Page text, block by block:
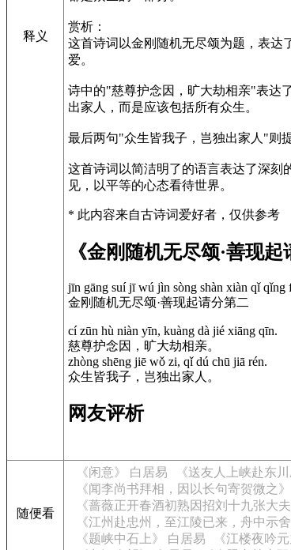
释义
赏析：
这首诗词以金刚随机无尽颂为题，表达
爱。
诗中的"慈尊护念因，旷大劫相亲"表达
出家人，而是应该包括所有众生。
最后两句"众生皆我子，岂独出家人"则
这首诗词以简洁明了的语言表达了深刻
见，以平等的心态看待世界。
* 此内容来自古诗词爱好者，仅供参考
《金刚随机无尽颂·善现
jīn gāng suí jī wú jìn sòng shàn xiàn qǐ qǐng
金刚随机无尽颂·善现起请分第二
cí zūn hù niàn yīn, kuàng dà jié xiāng qīn.
慈尊护念因，旷大劫相亲。
zhòng shēng jiē wǒ zi, qǐ dú chū jiā rén.
众生皆我子，岂独出家人。
网友评析
随便看
《闲意》 白居易 《送友人上峡赴东
《闻李尚书拜相，因以长句寄贺微之
《蔷薇正开春酒初熟因招刘十九张大
《江州赴忠州，至江陵已来，舟中示
《题峡中石上》 白居易
《江楼夜吟